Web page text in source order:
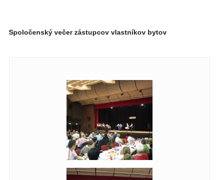
Spoločenský večer zástupcov vlastníkov bytov